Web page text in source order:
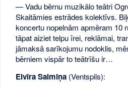
— Vadu bērnu muzikālo teātri
Skaitāmies estrādes kolektīvs.
koncertu nopelnām apmēram 10
tāpat aiziet telpu īrei, reklāmai,
jāmaksā sarīkojumu nodoklis,
bērniem vispār to teātrīšu ir…
Elvīra Salmiņa (Ventspils):